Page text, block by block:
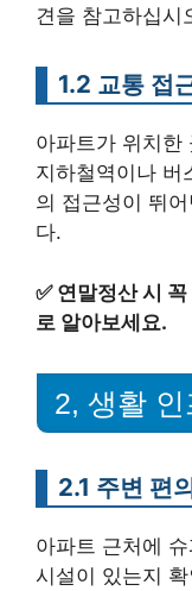
견을 참고하십시
1.2 교통 접
아파트가 위치한
지하철역이나 버
의 접근성이 뛰
다.
✅ 연말정산 시
로 알아보세요.
2, 생활
2.1 주변 편
아파트 근처에
시설이 있는지